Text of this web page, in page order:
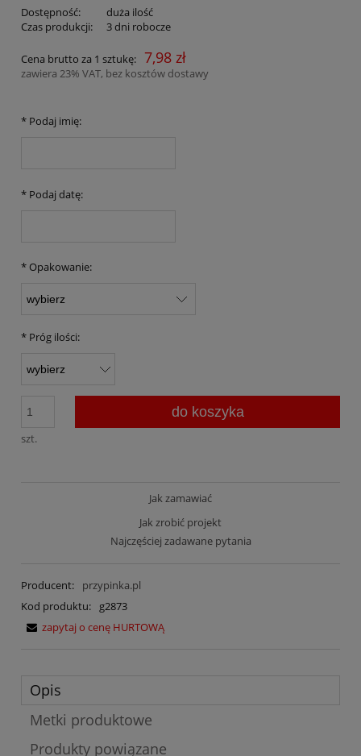
Dostępność:
duża ilość
Czas produkcji:
3 dni robocze
Cena brutto za 1 sztukę: 7,98 zł
zawiera 23% VAT, bez kosztów dostawy
* Podaj imię:
* Podaj datę:
* Opakowanie:
* Próg ilości:
szt.
do koszyka
Jak zamawiać
Jak zrobić projekt
Najczęściej zadawane pytania
Producent:
przypinka.pl
Kod produktu:
g2873
zapytaj o cenę HURTOWĄ
Opis
Metki produktowe
Produkty powiązane